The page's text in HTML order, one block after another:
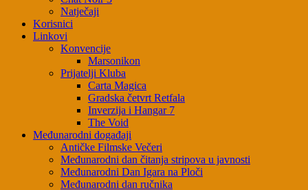
Natječaji
Korisnici
Linkovi
Konvencije
Marsonikon
Prijatelji Kluba
Carta Magica
Gradska četvrt Retfala
Inverzija i Hangar 7
The Void
Međunarodni događaji
Antičke Filmske Večeri
Međunarodni dan čitanja stripova u javnosti
Međunarodni Dan Igara na Ploči
Međunarodni dan ručnika